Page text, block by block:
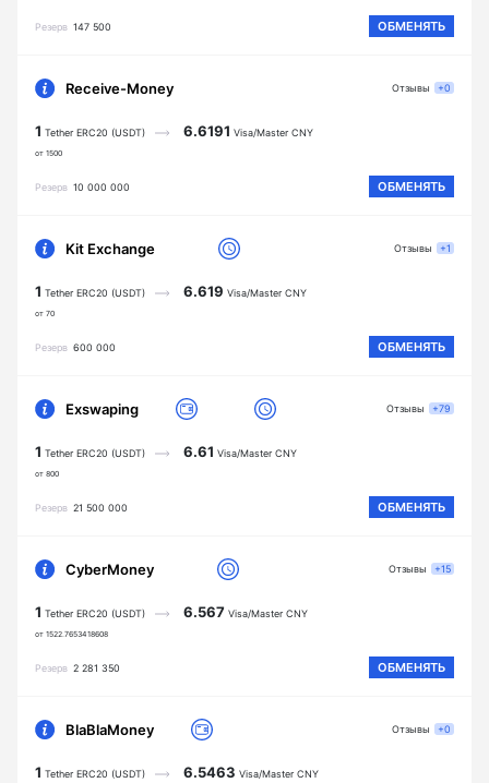
Резерв 147 500 ОБМЕНЯТЬ
Receive-Money
1 Tether ERC20 (USDT)
от 1500
6.6191 Visa/Master CNY
Резерв 10 000 000 ОБМЕНЯТЬ
Отзывы +0
Kit Exchange
1 Tether ERC20 (USDT)
от 70
6.619 Visa/Master CNY
Резерв 600 000 ОБМЕНЯТЬ
Отзывы +1
Exswaping
1 Tether ERC20 (USDT)
от 800
6.61 Visa/Master CNY
Резерв 21 500 000 ОБМЕНЯТЬ
Отзывы +79
CyberMoney
1 Tether ERC20 (USDT)
от 1522.7653418608
6.567 Visa/Master CNY
Резерв 2 281 350 ОБМЕНЯТЬ
Отзывы +15
BlaBlaMoney
1 Tether ERC20 (USDT) 6.5463 Visa/Master CNY
Отзывы +0